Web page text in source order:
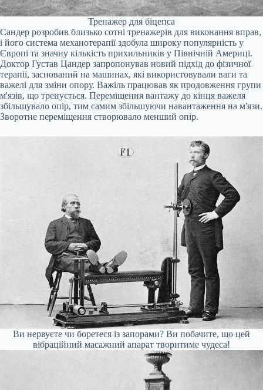
Тренажер для біцепса
Сандер розробив близько сотні тренажерів для виконання вправ,
і його система механотерапії здобула широку популярність у
Європі та значну кількість прихильників у Північній Америці.
Доктор Густав Цандер запропонував новий підхід до фізичної
терапії, заснований на машинах, які використовували ваги та
важелі для зміни опору. Важіль працював як продовження групи
м'язів, що тренується. Переміщення вантажу до кінця важеля
збільшувало опір, тим самим збільшуючи навантаження на м'язи.
Зворотне переміщення створювало менший опір.
Ви нервуєте чи боретеся із запорами? Ви побачите, що цей
вібраційний масажний апарат творитиме чудеса!